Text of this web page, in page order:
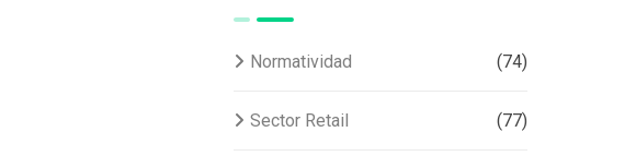
Normatividad (74)
Sector Retail (77)